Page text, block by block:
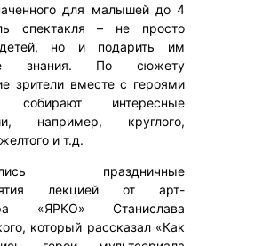
для малышей до 4
спектакля – не просто
но и подарить им
знания. По сюжету
зрители вместе с героями
собирают интересные
например, круглого,
и т.д.
праздничные
лекцией от арт-
«ЯРКО» Станислава
который рассказал «Как